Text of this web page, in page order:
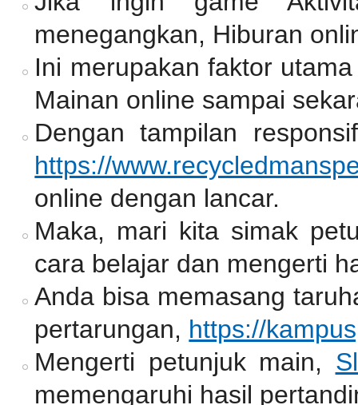
menegangkan, Hiburan
Ini merupakan faktor
Mainan online sampai
Dengan tampilan
https://
online dengan lancar.
Maka, mari kita simak
cara belajar dan mengerti
Anda bisa memasang
pertarungan, https://
Mengerti petunjuk main,
memengaruhi hasil